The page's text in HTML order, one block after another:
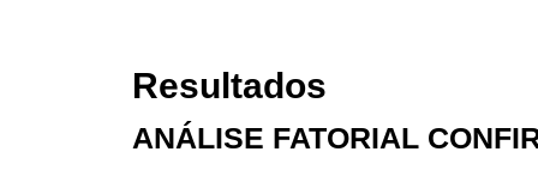
Resultados
ANÁLISE FATORIAL